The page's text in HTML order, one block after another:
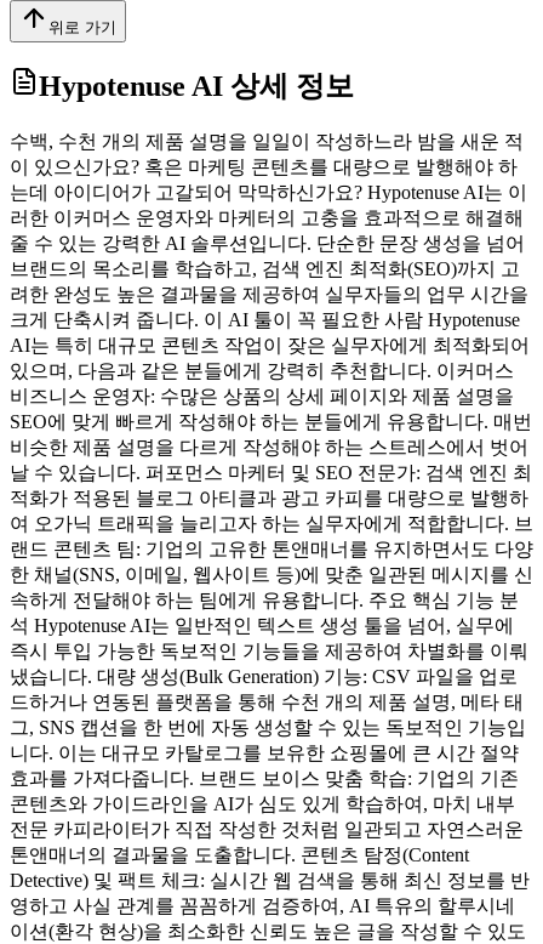
위로 가기
Hypotenuse AI 상세 정보
수백, 수천 개의 제품 설명을 일일이 작성하느라 밤을 새운 적
이 있으신가요? 혹은 마케팅 콘텐츠를 대량으로 발행해야 하
는데 아이디어가 고갈되어 막막하신가요? Hypotenuse AI는 이
러한 이커머스 운영자와 마케터의 고충을 효과적으로 해결해
줄 수 있는 강력한 AI 솔루션입니다. 단순한 문장 생성을 넘어
브랜드의 목소리를 학습하고, 검색 엔진 최적화(SEO)까지 고
려한 완성도 높은 결과물을 제공하여 실무자들의 업무 시간을
크게 단축시켜 줍니다. 이 AI 툴이 꼭 필요한 사람 Hypotenuse
AI는 특히 대규모 콘텐츠 작업이 잦은 실무자에게 최적화되어
있으며, 다음과 같은 분들에게 강력히 추천합니다. 이커머스
비즈니스 운영자: 수많은 상품의 상세 페이지와 제품 설명을
SEO에 맞게 빠르게 작성해야 하는 분들에게 유용합니다. 매번
비슷한 제품 설명을 다르게 작성해야 하는 스트레스에서 벗어
날 수 있습니다. 퍼포먼스 마케터 및 SEO 전문가: 검색 엔진 최
적화가 적용된 블로그 아티클과 광고 카피를 대량으로 발행하
여 오가닉 트래픽을 늘리고자 하는 실무자에게 적합합니다. 브
랜드 콘텐츠 팀: 기업의 고유한 톤앤매너를 유지하면서도 다양
한 채널(SNS, 이메일, 웹사이트 등)에 맞춘 일관된 메시지를 신
속하게 전달해야 하는 팀에게 유용합니다. 주요 핵심 기능 분
석 Hypotenuse AI는 일반적인 텍스트 생성 툴을 넘어, 실무에
즉시 투입 가능한 독보적인 기능들을 제공하여 차별화를 이뤄
냈습니다. 대량 생성(Bulk Generation) 기능: CSV 파일을 업로
드하거나 연동된 플랫폼을 통해 수천 개의 제품 설명, 메타 태
그, SNS 캡션을 한 번에 자동 생성할 수 있는 독보적인 기능입
니다. 이는 대규모 카탈로그를 보유한 쇼핑몰에 큰 시간 절약
효과를 가져다줍니다. 브랜드 보이스 맞춤 학습: 기업의 기존
콘텐츠와 가이드라인을 AI가 심도 있게 학습하여, 마치 내부
전문 카피라이터가 직접 작성한 것처럼 일관되고 자연스러운
톤앤매너의 결과물을 도출합니다. 콘텐츠 탐정(Content
Detective) 및 팩트 체크: 실시간 웹 검색을 통해 최신 정보를 반
영하고 사실 관계를 꼼꼼하게 검증하여, AI 특유의 할루시네
이션(환각 현상)을 최소화한 신뢰도 높은 글을 작성할 수 있도